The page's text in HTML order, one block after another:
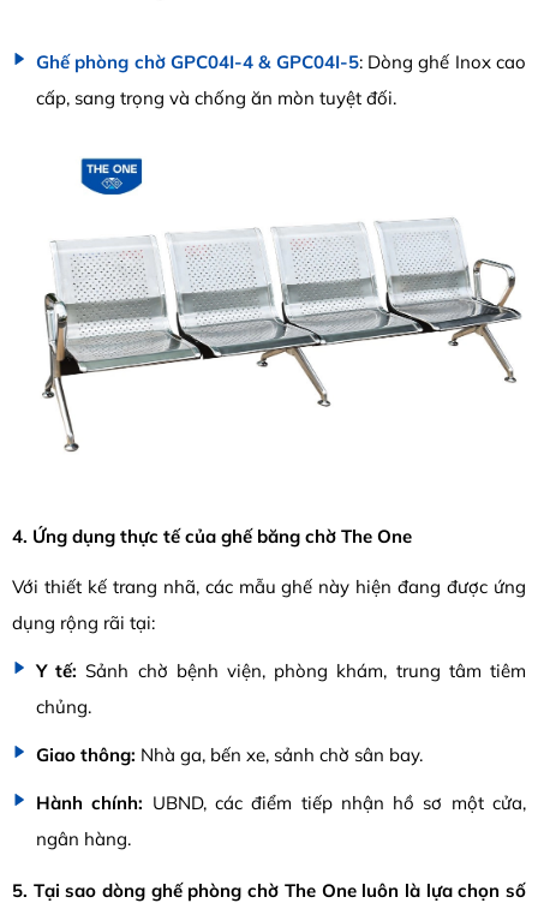
Ghế phòng chờ GPC04I-4 & GPC04I-5: Dòng ghế Inox cao
cấp, sang trọng và chống ăn mòn tuyệt đối.
4. Ứng dụng thực tế của ghế băng chờ The One
Với thiết kế trang nhã, các mẫu ghế này hiện đang được ứng
dụng rộng rãi tại:
Y tế: Sảnh chờ bệnh viện, phòng khám, trung tâm tiêm
chủng.
Giao thông: Nhà ga, bến xe, sảnh chờ sân bay.
Hành chính: UBND, các điểm tiếp nhận hồ sơ một cửa,
ngân hàng.
5. Tại sao dòng ghế phòng chờ The One luôn là lựa chọn số